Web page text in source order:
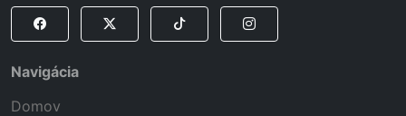
Navigácia
Domov